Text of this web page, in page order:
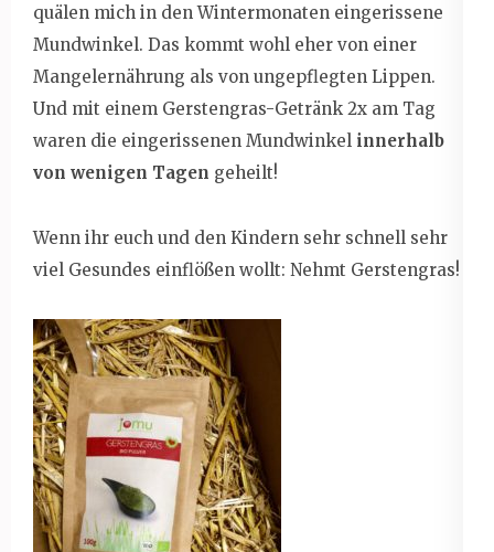
quälen mich in den Wintermonaten eingerissene
Mundwinkel. Das kommt wohl eher von einer
Mangelernährung als von ungepflegten Lippen.
Und mit einem Gerstengras-Getränk 2x am Tag
waren die eingerissenen Mundwinkel innerhalb
von wenigen Tagen geheilt!
Wenn ihr euch und den Kindern sehr schnell sehr
viel Gesundes einflößen wollt: Nehmt Gerstengras!